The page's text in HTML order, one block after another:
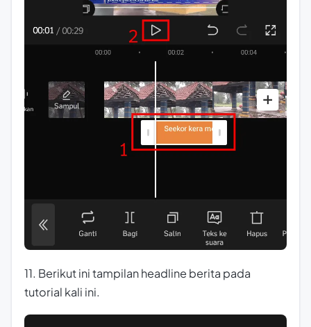
11. Berikut ini tampilan headline berita pada
tutorial kali ini.